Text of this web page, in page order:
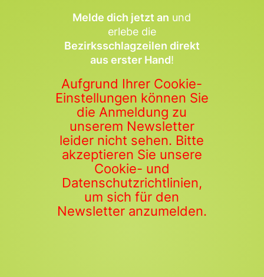
Melde dich jetzt an und
erlebe die
Bezirksschlagzeilen direkt
aus erster Hand!
Aufgrund Ihrer Cookie-
Einstellungen können Sie
die Anmeldung zu
unserem Newsletter
leider nicht sehen. Bitte
akzeptieren Sie unsere
Cookie- und
Datenschutzrichtlinien,
um sich für den
Newsletter anzumelden.